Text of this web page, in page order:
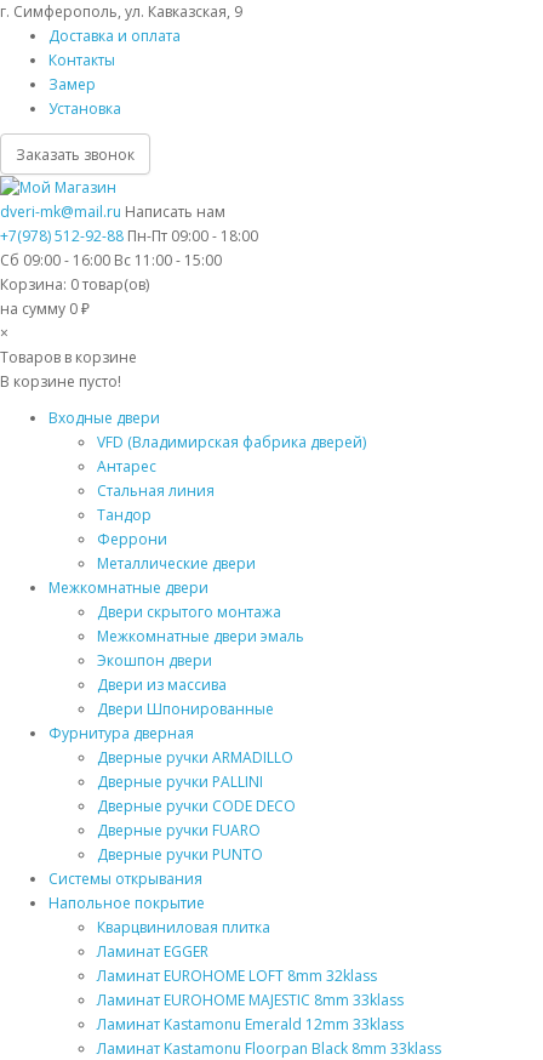
г. Симферополь, ул. Кавказская, 9
Доставка и оплата
Контакты
Замер
Установка
Заказать звонок
dveri-mk@mail.ru Написать нам
+7(978) 512-92-88 Пн-Пт 09:00 - 18:00
Сб 09:00 - 16:00 Вс 11:00 - 15:00
Корзина: 0товар(ов)
на сумму 0 ₽
×
Товаров в корзине
В корзине пусто!
Входные двери
VFD (Владимирская фабрика дверей)
Антарес
Стальная линия
Тандор
Феррони
Металлические двери
Межкомнатные двери
Двери скрытого монтажа
Межкомнатные двери эмаль
Экошпон двери
Двери из массива
Двери Шпонированные
Фурнитура дверная
Дверные ручки ARMADILLO
Дверные ручки PALLINI
Дверные ручки CODE DECO
Дверные ручки FUARO
Дверные ручки PUNTO
Системы открывания
Напольное покрытие
Кварцвиниловая плитка
Ламинат EGGER
Ламинат EUROHOME LOFT 8mm 32klass
Ламинат EUROHOME MAJESTIC 8mm 33klass
Ламинат Kastamonu Emerald 12mm 33klass
Ламинат Kastamonu Floorpan Black 8mm 33klass